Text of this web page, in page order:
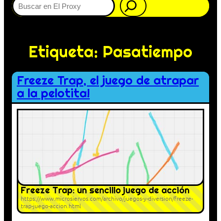
Etiqueta: Pasatiempo
Freeze Trap, el juego de atrapar
a la pelotita!
Freeze Trap: un sencillo juego de acción
https://www.microsiervos.com/archivo/juegos-y-diversion/freeze-
trap-juego-accion.html